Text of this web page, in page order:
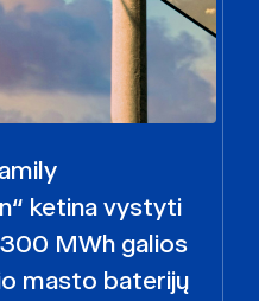
ketina vystyti
MWh galios
masto baterijų